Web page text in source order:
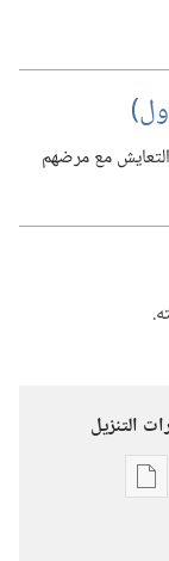
مع مرضهم
التنزيل
خيارات